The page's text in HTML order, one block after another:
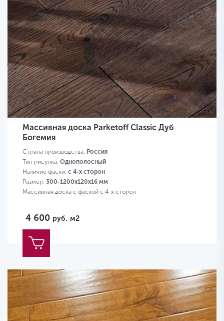
Массивная доска Parketoff Classic Дуб
Богемия
Страна производства: Россия
Тип рисунка: Однополосный
Наличие фаски: с 4-х сторон
Размер: 300-1200х120х16 мм
Массивная доска с фаской с 4-х сторон
4 600 руб. м2